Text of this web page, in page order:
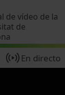
de vídeo de la
de
En directo